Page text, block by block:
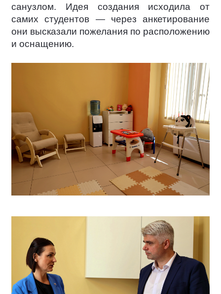
санузлом. Идея создания исходила от
самих студентов — через анкетирование
они высказали пожелания по расположению
и оснащению.